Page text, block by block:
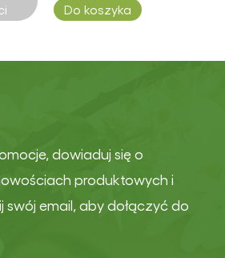
Do koszyka
dowiaduj się o
produktowych i
swój email, aby dołączyć do